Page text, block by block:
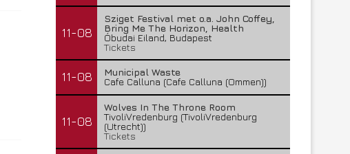
11-08
Sziget Festival met o.a. John Coffey,
Bring Me The Horizon, Health
Óbudai Eiland, Budapest
Tickets
11-08
Municipal Waste
Cafe Calluna (Cafe Calluna (Ommen))
11-08
Wolves In The Throne Room
TivoliVredenburg (TivoliVredenburg
(Utrecht))
Tickets